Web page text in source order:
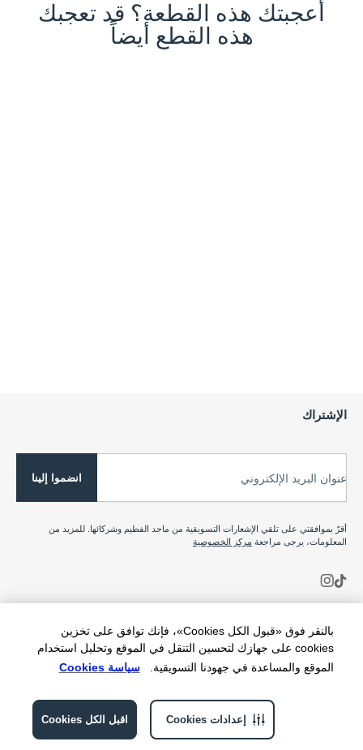
بالنقر فوق «قبول الكل Cookies»، فإنك توافق على تخزين
cookies على جهازك لتحسين التنقل في الموقع وتحليل استخدام
الموقع والمساعدة في جهودنا التسويقية.
سياسة Cookies
اقبل الكل Cookies إعدادات Cookies
أعجبتك هذه القطعة؟ قد تعجبك
هذه القطع أيضاً
الإشتراك
عنوان البريد الإلكتروني انضموا إلينا
أقرّ بموافقتي على تلقي الإشعارات التسويقية من ماجد الفطيم وشركائها. للمزيد من
المعلومات، يرجى مراجعة مركز الخصوصية